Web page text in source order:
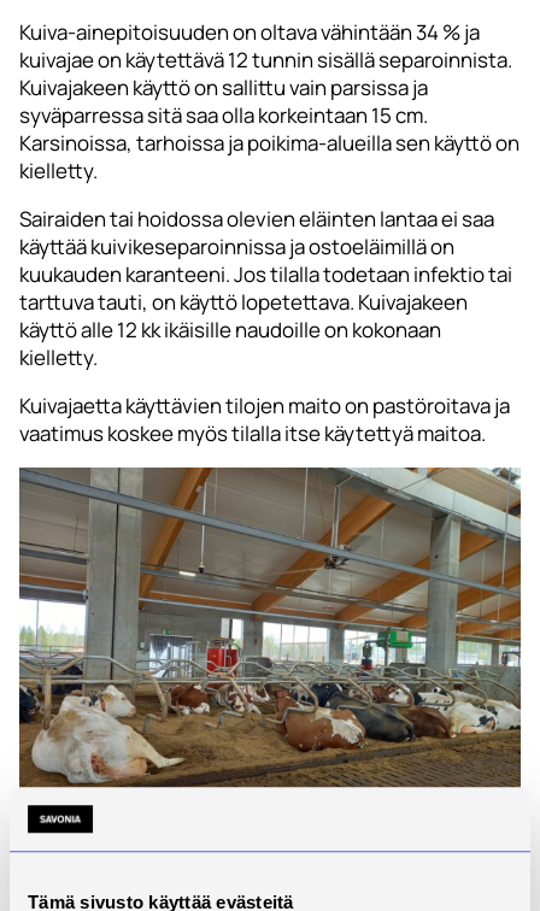
Tämä sivusto käyttää evästeitä
Kuiva-ainepitoisuuden on oltava vähintään 34 % ja
kuivajae on käytettävä 12 tunnin sisällä separoinnista.
Kuivajakeen käyttö on sallittu vain parsissa ja
syväparressa sitä saa olla korkeintaan 15 cm.
Karsinoissa, tarhoissa ja poikima-alueilla sen käyttö on
kielletty.
Sairaiden tai hoidossa olevien eläinten lantaa ei saa
käyttää kuivikeseparoinnissa ja ostoeläimillä on
kuukauden karanteeni. Jos tilalla todetaan infektio tai
tarttuva tauti, on käyttö lopetettava. Kuivajakeen
käyttö alle 12 kk ikäisille naudoille on kokonaan
kielletty.
Kuivajaetta käyttävien tilojen maito on pastöroitava ja
vaatimus koskee myös tilalla itse käytettyä maitoa.
KUVA1. Kuivajae on lehmälle miellyttävä makuuparren